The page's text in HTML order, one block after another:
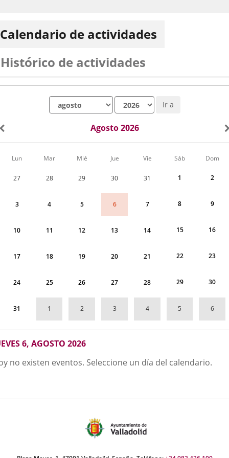
Calendario de actividades
Histórico de actividades
Ir a
Agosto 2026
Calendario
correspondiente
Lun Mar Mié Jue Vie Sáb Dom
27 28 29 30 31 1 2
3 4 5 6 7 8 9
10 11 12 13 14 15 16
17 18 19 20 21 22 23
24 25 26 27 28 29 30
31 1 2 3 4 5 6
6, AGOSTO 2026
no existen eventos. Seleccione un día del calendario.